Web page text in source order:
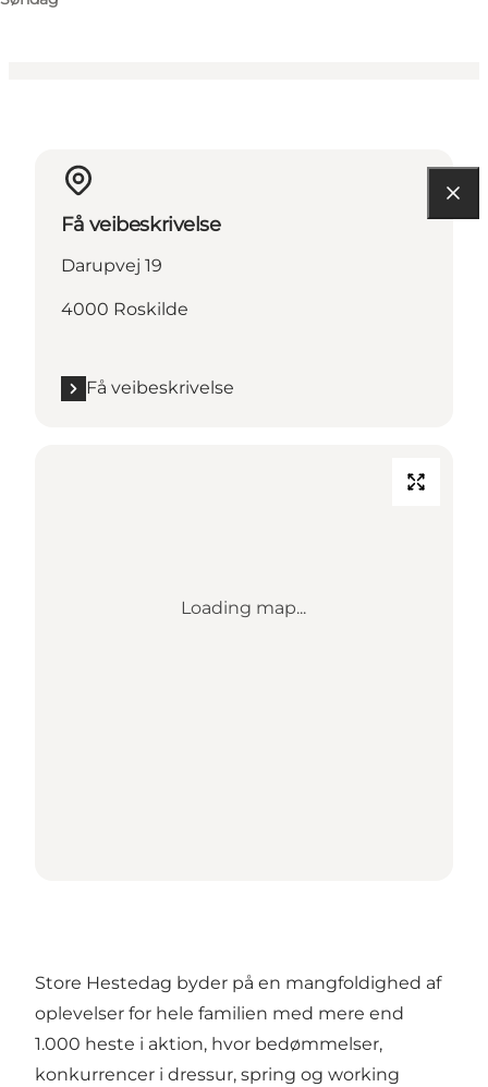
Få veibeskrivelse
Darupvej 19
4000 Roskilde
Få veibeskrivelse
Loading map...
Store Hestedag byder på en mangfoldighed af
oplevelser for hele familien med mere end
1.000 heste i aktion, hvor bedømmelser,
konkurrencer i dressur, spring og working